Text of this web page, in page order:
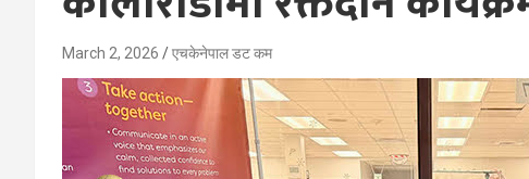
March 2, 2026 एचकेनेपाल डट कम